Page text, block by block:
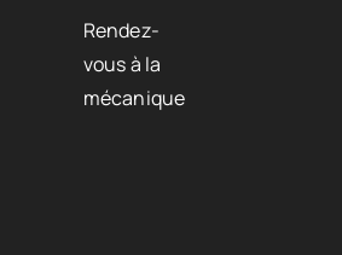
Rendez-
vous à la
mécanique